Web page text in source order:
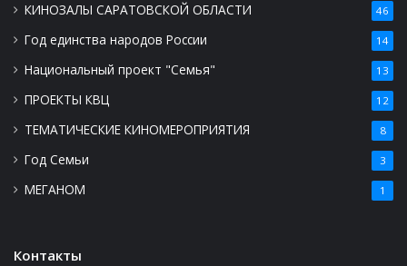
КИНОЗАЛЫ САРАТОВСКОЙ ОБЛАСТИ 46
Год единства народов России 14
Национальный проект "Семья" 13
ПРОЕКТЫ КВЦ 12
ТЕМАТИЧЕСКИЕ КИНОМЕРОПРИЯТИЯ 8
Год Семьи 3
МЕГАНОМ 1
Контакты